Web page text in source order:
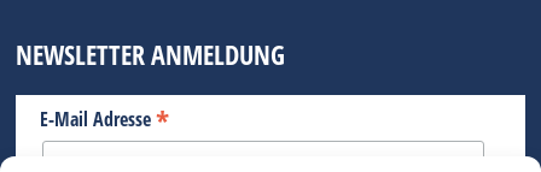
NEWSLETTER ANMELDUNG
E-Mail Adresse*